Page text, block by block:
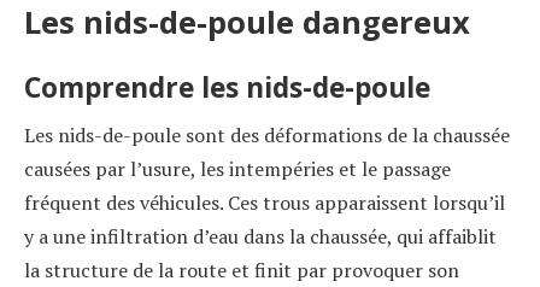
Les nids-de-poule dangereux
Comprendre les nids-de-poule
Les nids-de-poule sont des déformations de la chaussée
causées par l’usure, les intempéries et le passage
fréquent des véhicules. Ces trous apparaissent lorsqu’il
y a une infiltration d’eau dans la chaussée, qui affaiblit
la structure de la route et finit par provoquer son